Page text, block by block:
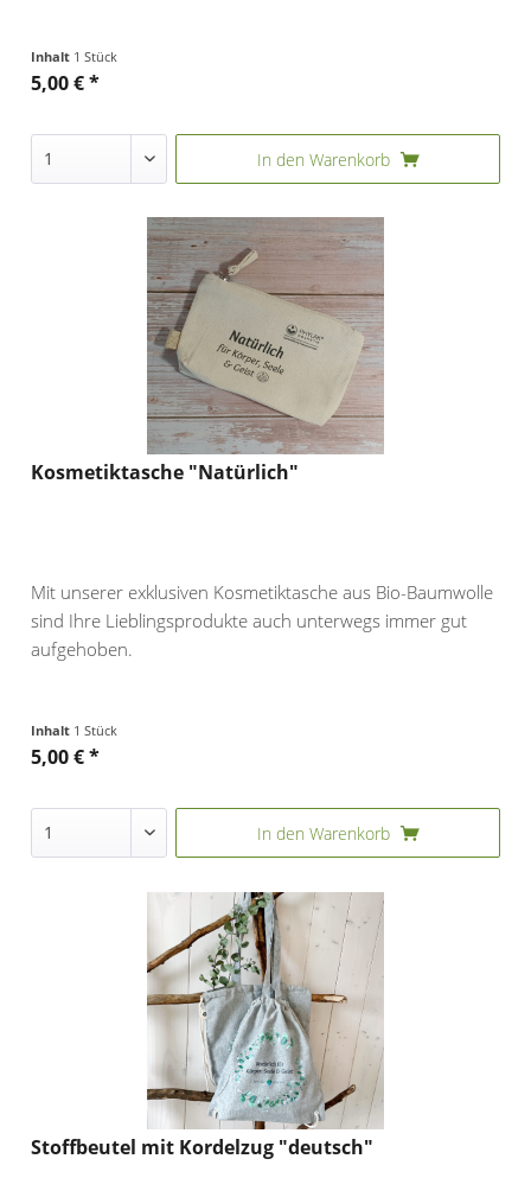
Inhalt 1 Stück
5,00 € *
In den Warenkorb
Kosmetiktasche "Natürlich"
Mit unserer exklusiven Kosmetiktasche aus Bio-Baumwolle
sind Ihre Lieblingsprodukte auch unterwegs immer gut
aufgehoben.
Inhalt 1 Stück
5,00 € *
In den Warenkorb
Stoffbeutel mit Kordelzug "deutsch"